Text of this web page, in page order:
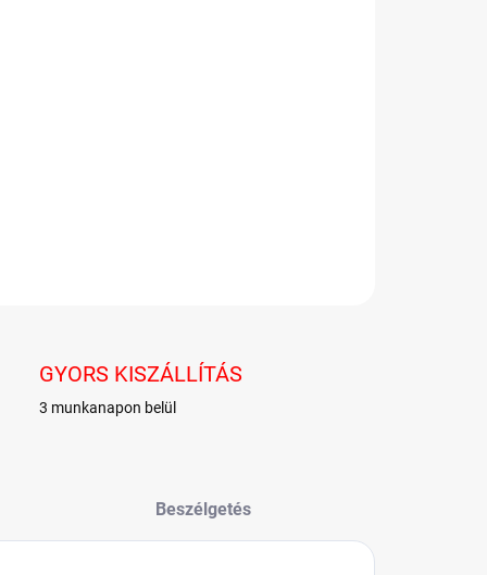
GYORS KISZÁLLÍTÁS
3 munkanapon belül
Beszélgetés